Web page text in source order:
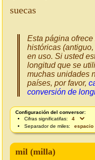
suecas
Esta página
históricas
en uso. Si usted
longitud que se
muchas unidades
países, por favor,
conversión de
Configuración del conversor:
Cifras significatifas:
Separador de miles:
mil (milla)